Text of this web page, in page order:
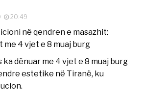
20:49
në qendren e masazhit:
4 vjet e 8 muaj burg
dënuar me 4 vjet e 8 muaj burg
estetike në Tiranë, ku